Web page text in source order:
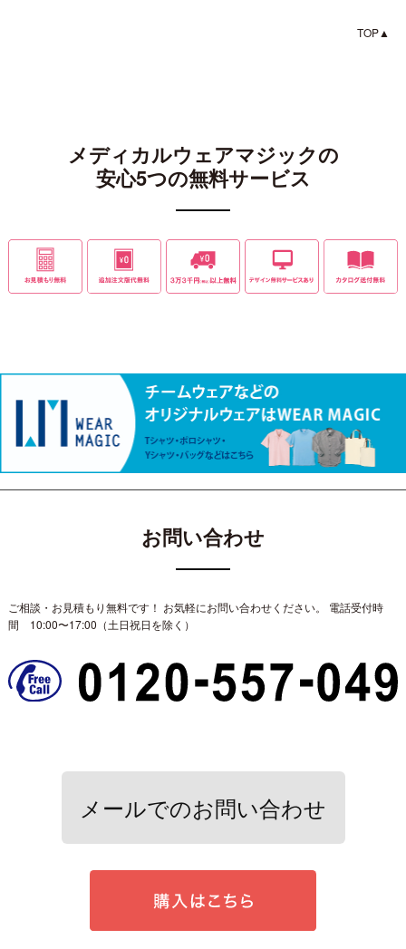
TOP▲
メディカルウェアマジックの
安心5つの無料サービス
お問い合わせ
ご相談・お見積もり無料です！ お気軽にお問い合わせください。
電話受付時
間 10:00〜17:00（土日祝日を除く）
メールでのお問い合わせ